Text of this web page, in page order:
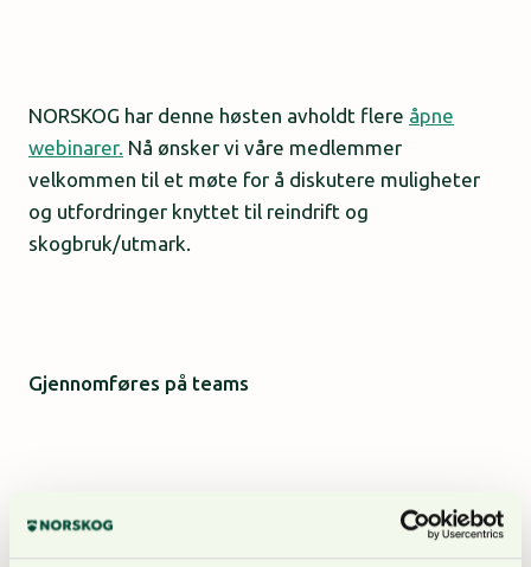
NORSKOG har denne høsten avholdt flere åpne
webinarer. Nå ønsker vi våre medlemmer
velkommen til et møte for å diskutere muligheter
og utfordringer knyttet til reindrift og
skogbruk/utmark.
Gjennomføres på teams
Møtet gjennomføres på teams
30. november 19:00
til 20:30, og er kun åpent for NORSKOGs